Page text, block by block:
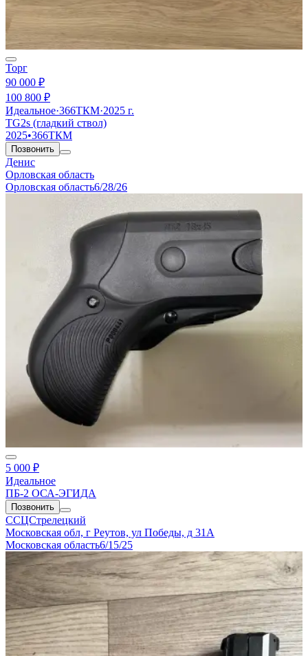
Торг
90 000 ₽
100 800 ₽
Идеальное·366ТКМ·2025 г.
TG2s (гладкий ствол)
2025•366ТКМ
Позвонить
Денис
Орловская область
Орловская область6/28/26
5 000 ₽
Идеальное
ПБ-2 ОСА-ЭГИДА
Позвонить
ССЦСтрелецкий
Московская обл, г Реутов, ул Победы, д 31А
Московская область6/15/25